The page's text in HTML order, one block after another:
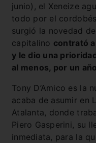
junio), el Xeneize
todo por el
surgió la novedad
capitalino contrató
y le dio una
al menos, por un
Tony D’Amico es la
acaba de asumir en
Atalanta, donde
Piero Gasperini, su
inmediata, para la